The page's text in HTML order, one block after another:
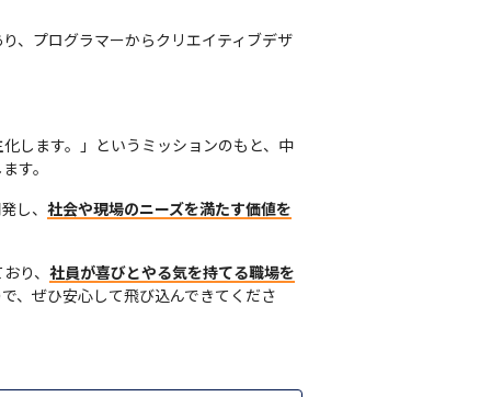
、プログラマーからクリエイティブデザ
します。」というミッションのもと、中
す。
し、 社会や現場のニーズを満たす価値を
り、 社員が喜びとやる気を持てる職場を
、ぜひ安心して飛び込んできてくださ